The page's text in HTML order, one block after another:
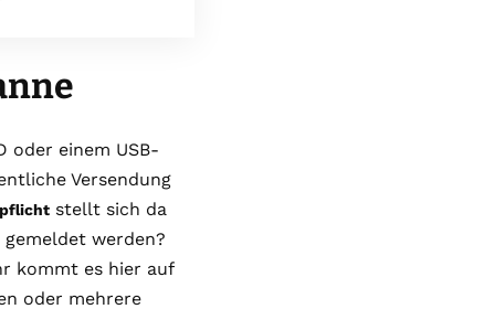
oder einem USB-
Versendung
stellt sich da
werden?
kommt es hier auf
oder mehrere